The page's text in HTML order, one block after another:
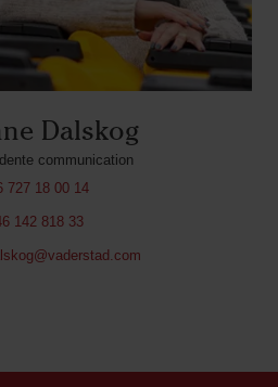
Dalskog
communication
727 18 00 14
142 818 33